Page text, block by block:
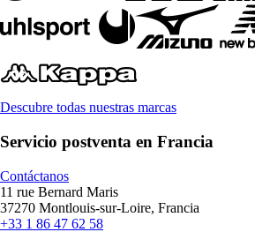
Descubre todas nuestras marcas
Servicio postventa en Francia
Contáctanos
11 rue Bernard Maris
37270 Montlouis-sur-Loire, Francia
+33 1 86 47 62 58